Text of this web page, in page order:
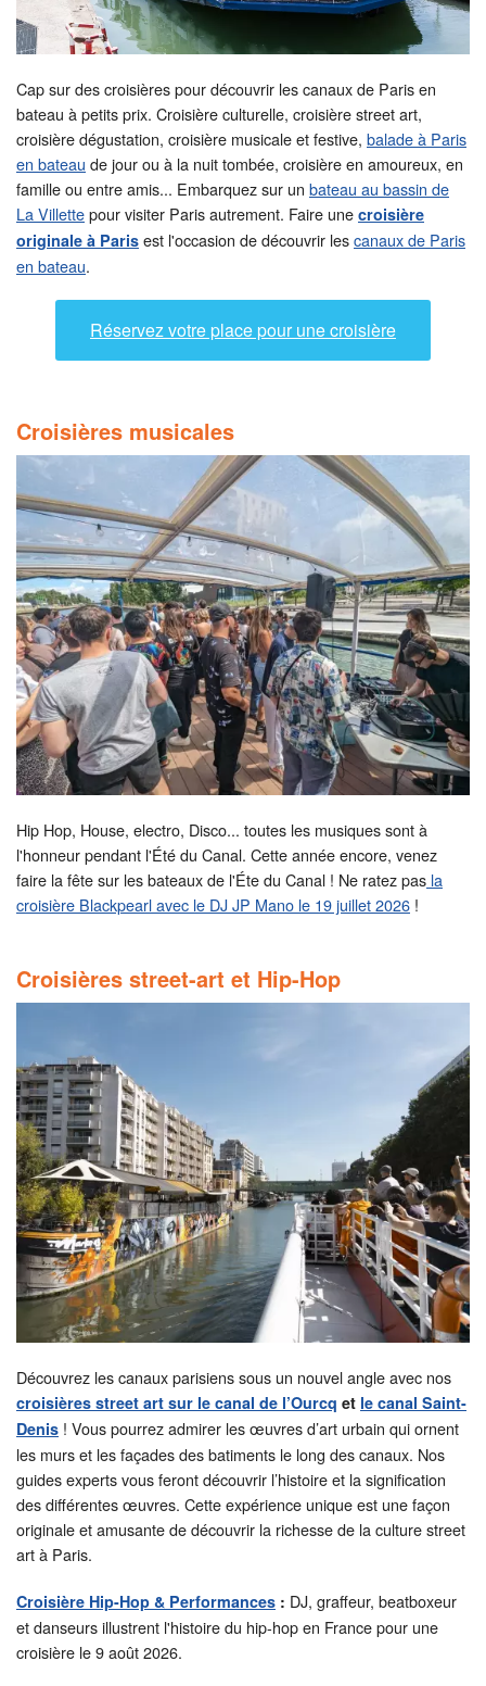
Cap sur des croisières pour découvrir les canaux de Paris en
bateau à petits prix. Croisière culturelle, croisière street art,
croisière dégustation, croisière musicale et festive, balade à Paris
en bateau de jour ou à la nuit tombée, croisière en amoureux, en
famille ou entre amis... Embarquez sur un bateau au bassin de
La Villettepour visiter Paris autrement. Faire une croisière
originale à Paris est l'occasion de découvrir lescanaux de Paris
en bateau.
Réservez votre place pour une croisière
Croisières musicales
Hip Hop, House, electro, Disco... toutes les musiques sont à
l'honneur pendant l'Été du Canal. Cette année encore, venez
faire la fête sur les bateaux de l'Éte du Canal ! Ne ratez pas la
croisière Blackpearl avec le DJ JP Mano le 19 juillet 2026 !
Croisières street-art et Hip-Hop
Découvrez les canaux parisiens sous un nouvel angle avec nos
croisières street art sur le canal de l’Ourcq et le canal Saint-
Denis ! Vous pourrez admirer les œuvres d’art urbain qui ornent
les murs et les façades des batiments le long des canaux. Nos
guides experts vous feront découvrir l’histoire et la signification
des différentes œuvres. Cette expérience unique est une façon
originale et amusante de découvrir la richesse de la culture street
art à Paris.
Croisière Hip-Hop & Performances : DJ, graffeur, beatboxeur
et danseurs illustrent l'histoire du hip-hop en France pour une
croisière le 9 août 2026.